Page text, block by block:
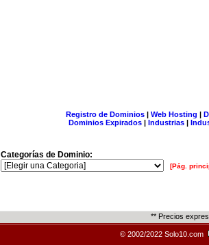
Registro de Dominios| Web Hosting |
Dominios Expirados | Industrias |
Categorías de Dominio:
[Pág.
** Precios
© 2002/2022 Solo10.com